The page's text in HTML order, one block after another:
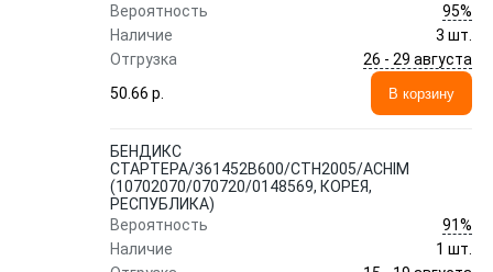
Вероятность
95%
Наличие
3 шт.
Отгрузка
26 - 29 августа
50.66 p.
В корзину
БЕНДИКС
СТАРТЕРА/361452B600/CTH2005/ACHIM
(10702070/070720/0148569, КОРЕЯ,
РЕСПУБЛИКА)
Вероятность
91%
Наличие
1 шт.